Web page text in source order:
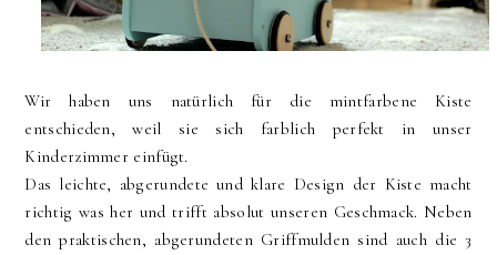
Wir haben uns natürlich für die mintfarbene Kiste
entschieden, weil sie sich farblich perfekt in unser
Kinderzimmer einfügt.
Das leichte, abgerundete und klare Design der Kiste macht
richtig was her und trifft absolut unseren Geschmack. Neben
den praktischen, abgerundeten Griffmulden sind auch die 3